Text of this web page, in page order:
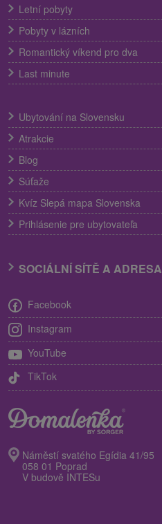
Letní pobyty
Pobyty v lázních
Romantický víkend pro dva
Last minute
Ubytování na Slovensku
Atrakcie
Blog
Súťaže
Kvíz Slepá mapa Slovenska
Prihlásenie pre ubytovateľa
SOCIÁLNÍ SÍTĚ A ADRESA
Facebook
Instagram
YouTube
TikTok
Náměstí svatého Egídia 41/95
058 01 Poprad
V budově INTESu